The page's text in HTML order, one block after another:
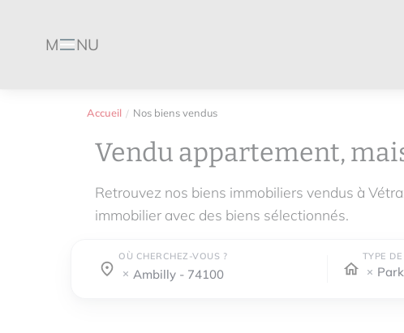
M
Menu
NU
Accueil Nos biens vendus
Vendu appartement,
Retrouvez nos biens immobiliers vendus à
immobilier avec des biens sélectionnés.
OÙ CHERCHEZ-VOUS ?
Où cherchez-vous ?
ambilly - 74100
Où cherchez-vous ?
TYPE